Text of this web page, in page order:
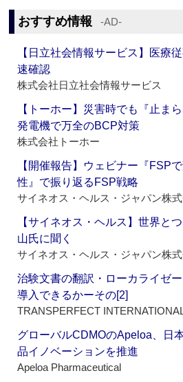
おすすめ情報 ‐AD‐
【日立社会情報サービス】医療
速確認
株式会社日立社会情報サービス
【トーホー】災害時でも『止ま
発電機で万全のBCP対策
株式会社トーホー
【開催報告】ウェビナー『FSP
性』で振り返るFSP戦略
サイネオス・ヘルス・ジャパン株
【サイネオス・ヘルス】世界と
山氏に聞く
サイネオス・ヘルス・ジャパン株
治験文書の翻訳・ローカライゼ
導入できるかーその[2]
TRANSPERFECT
グローバルCDMOのApeloa、日
品イノベーションを推進
Apeloa Pharmaceutical